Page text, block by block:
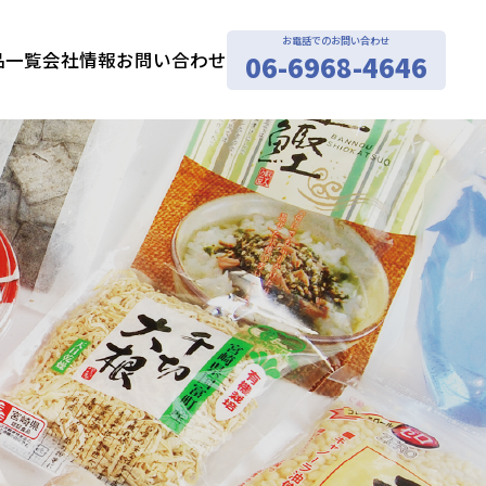
覧会社情報お問い合わせ
お電話でのお問い合わせ
06-6968-4646